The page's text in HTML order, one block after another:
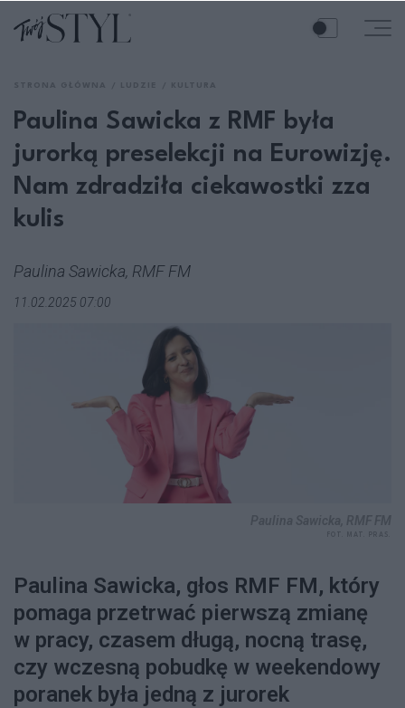
Paulina Sawicka z RMF była
jurorką preselekcji na Eurowizję.
Nam zdradziła ciekawostki zza
kulis
Paulina Sawicka, RMF FM
11.02.2025 07:00
Paulina Sawicka, głos RMF FM, który
pomaga przetrwać pierwszą zmianę
w pracy, czasem długą, nocną trasę,
czy wczesną pobudkę w weekendowy
poranek była jedną z jurorek